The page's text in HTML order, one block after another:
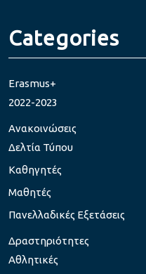
Categories
Erasmus+
2022-2023
Ανακοινώσεις
Δελτία Τύπου
Καθηγητές
Μαθητές
Πανελλαδικές Εξετάσεις
Δραστηριότητες
Αθλητικές